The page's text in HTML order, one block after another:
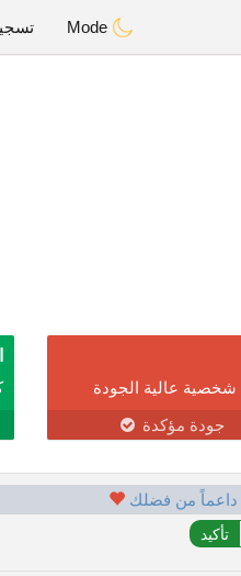
عالية الجودة
جودة مؤكدة
داعماً من فضلك